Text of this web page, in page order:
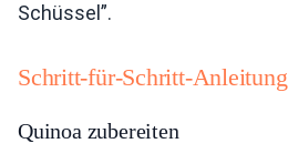
Schüssel”.
Schritt-für-Schritt-Anleitung
Quinoa zubereiten